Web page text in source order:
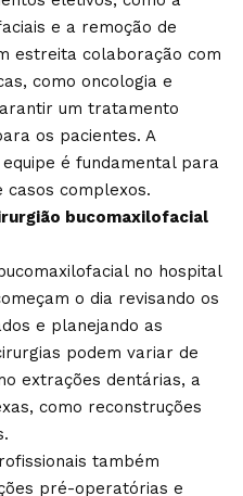
e a remoção de
estreita colaboração com
como oncologia e
um tratamento
os pacientes. A
é fundamental para
complexos.
bucomaxilofacial
no hospital
o dia revisando os
e planejando as
podem variar de
extrações dentárias, a
como reconstruções
também
pré-operatórias e